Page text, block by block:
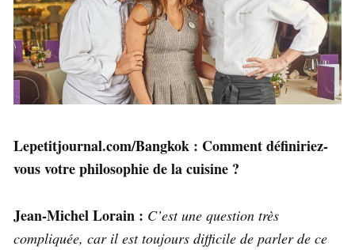
Lepetitjournal.com/Bangkok : Comment définiriez-
vous votre philosophie de la cuisine ?
Jean-Michel Lorain : C’est une question très
compliquée, car il est toujours difficile de parler de ce